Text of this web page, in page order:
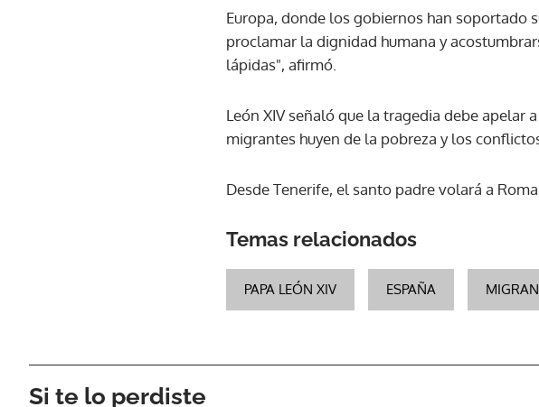
Europa, donde los gobiernos han soportado
proclamar la dignidad humana y
lápidas", afirmó.
León XIV señaló que la tragedia debe apelar
migrantes huyen de la pobreza y los
Desde Tenerife, el santo padre volará a
Temas relacionados
PAPA LEÓN XIV ESPAÑA
Si te lo perdiste